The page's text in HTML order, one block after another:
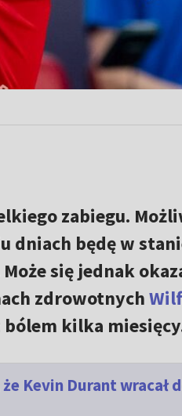
zabiegu.
dniach będę w
się jednak
zdrowotnych
bólem kilka
Kevin Durant wracał